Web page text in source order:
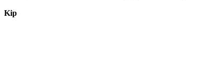
Kip